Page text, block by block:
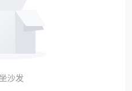
沙发